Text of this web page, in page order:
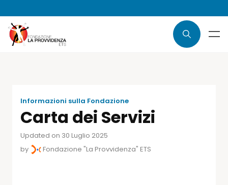
Informazioni sulla Fondazione
Carta dei Servizi
Updated on 30 Luglio 2025
by
Fondazione "La Provvidenza" ETS